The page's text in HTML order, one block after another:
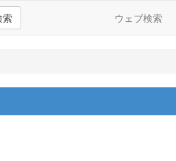
索 ウェブ検索